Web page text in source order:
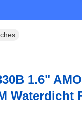
1.6"
Waterdicht